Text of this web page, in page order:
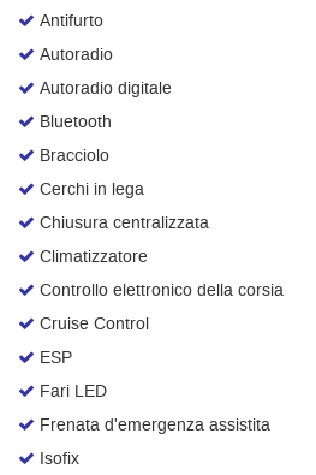
Antifurto
Autoradio
Autoradio digitale
Bluetooth
Bracciolo
Cerchi in lega
Chiusura centralizzata
Climatizzatore
Controllo elettronico della corsia
Cruise Control
ESP
Fari LED
Frenata d'emergenza assistita
Isofix